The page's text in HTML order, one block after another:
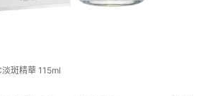
斑精華 115ml